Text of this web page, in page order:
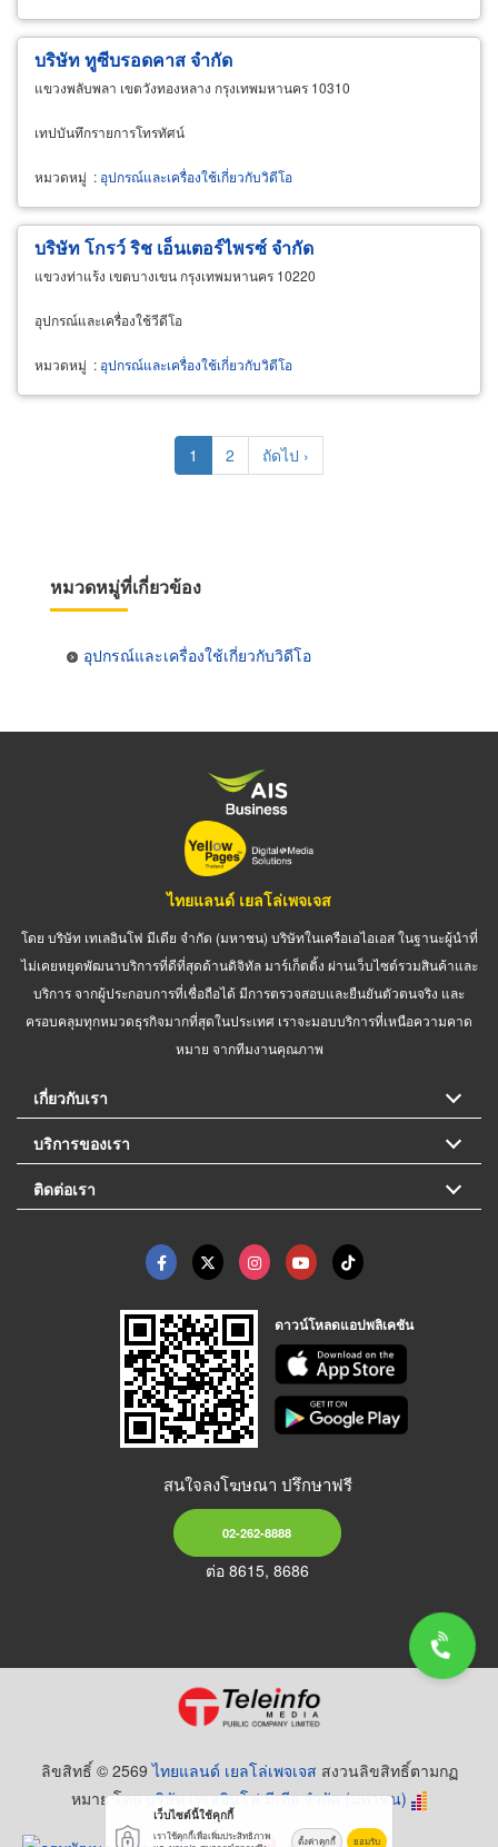
บริษัท ทูซีบรอดคาส จำกัด
แขวงพลับพลา เขตวังทองหลาง กรุงเทพมหานคร 10310
เทปบันทึกรายการโทรทัศน์
หมวดหมู่ : อุปกรณ์และเครื่องใช้เกี่ยวกับวิดีโอ
บริษัท โกรว์ ริช เอ็นเตอร์ไพรซ์ จำกัด
แขวงท่าแร้ง เขตบางเขน กรุงเทพมหานคร 10220
อุปกรณ์และเครื่องใช้วีดีโอ
หมวดหมู่ : อุปกรณ์และเครื่องใช้เกี่ยวกับวิดีโอ
Current
page
1 Page
2
Next
page
ถัดไป ›
หมวดหมู่ที่เกี่ยวข้อง
อุปกรณ์และเครื่องใช้เกี่ยวกับวิดีโอ
ไทยแลนด์ เยลโล่เพจเจส
โดย บริษัท เทเลอินโฟ มีเดีย จำกัด (มหาชน) บริษัทในเครือเอไอเอส ในฐานะผู้นำที่
ไม่เคยหยุดพัฒนาบริการที่ดีที่สุดด้านดิจิทัล มาร์เก็ตติ้ง ผ่านเว็บไซต์รวมสินค้าและ
บริการ จากผู้ประกอบการที่เชื่อถือได้ มีการตรวจสอบและยืนยันตัวตนจริง และ
ครอบคลุมทุกหมวดธุรกิจมากที่สุดในประเทศ เราจะมอบบริการที่เหนือความคาด
หมาย จากทีมงานคุณภาพ
เกี่ยวกับเรา
บริการของเรา
ติดต่อเรา
ดาวน์โหลดแอปพลิเคชัน
สนใจลงโฆษณา ปรึกษาฟรี
02-262-8888
ต่อ 8615, 8686
ลิขสิทธิ์ © 2569ไทยแลนด์ เยลโล่เพจเจส สงวนลิขสิทธิ์ตามกฏ
หมาย โดยบริษัท เทเลอินโฟ มีเดีย จำกัด (มหาชน)
เว็บไซต์นี้ใช้คุกกี้
เราใช้คุกกี้เพื่อเพิ่มประสิทธิภาพ
ตั้งค่าคุกกี้ ยอมรับ